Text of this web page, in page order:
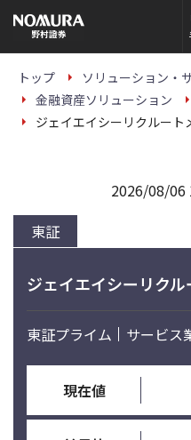
の
ー
トップ
ソリューション・
金融資産ソリューション
ジェイエイシーリクルート
東証
2026/08/06
ジェイエイシーリクル
東証プライム サービス
現在値